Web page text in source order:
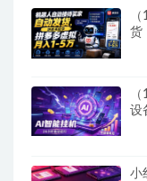
货
设
小